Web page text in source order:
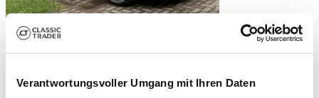
Verantwortungsvoller Umgang mit Ihren Daten